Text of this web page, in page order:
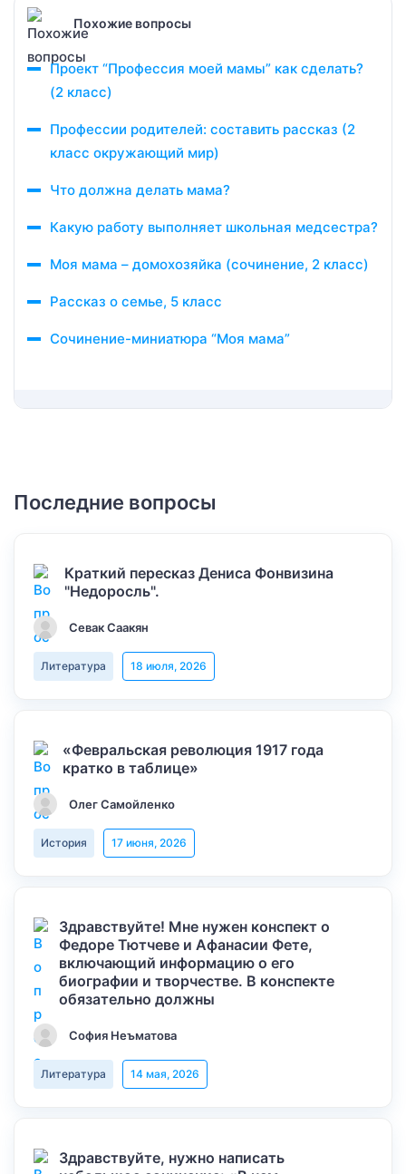
Похожие вопросы
Проект “Профессия моей мамы” как сделать?
(2 класс)
Профессии родителей: составить рассказ (2
класс окружающий мир)
Что должна делать мама?
Какую работу выполняет школьная медсестра?
Моя мама – домохозяйка (сочинение, 2 класс)
Рассказ о семье, 5 класс
Сочинение-миниатюра “Моя мама”
Последние вопросы
Краткий пересказ Дениса Фонвизина
"Недоросль".
Севак Саакян
Литература 18 июля, 2026
«Февральская революция 1917 года
кратко в таблице»
Олег Самойленко
История 17 июня, 2026
Здравствуйте! Мне нужен конспект о
Федоре Тютчеве и Афанасии Фете,
включающий информацию о его
биографии и творчестве. В конспекте
обязательно должны
София Неъматова
Литература 14 мая, 2026
Здравствуйте, нужно написать